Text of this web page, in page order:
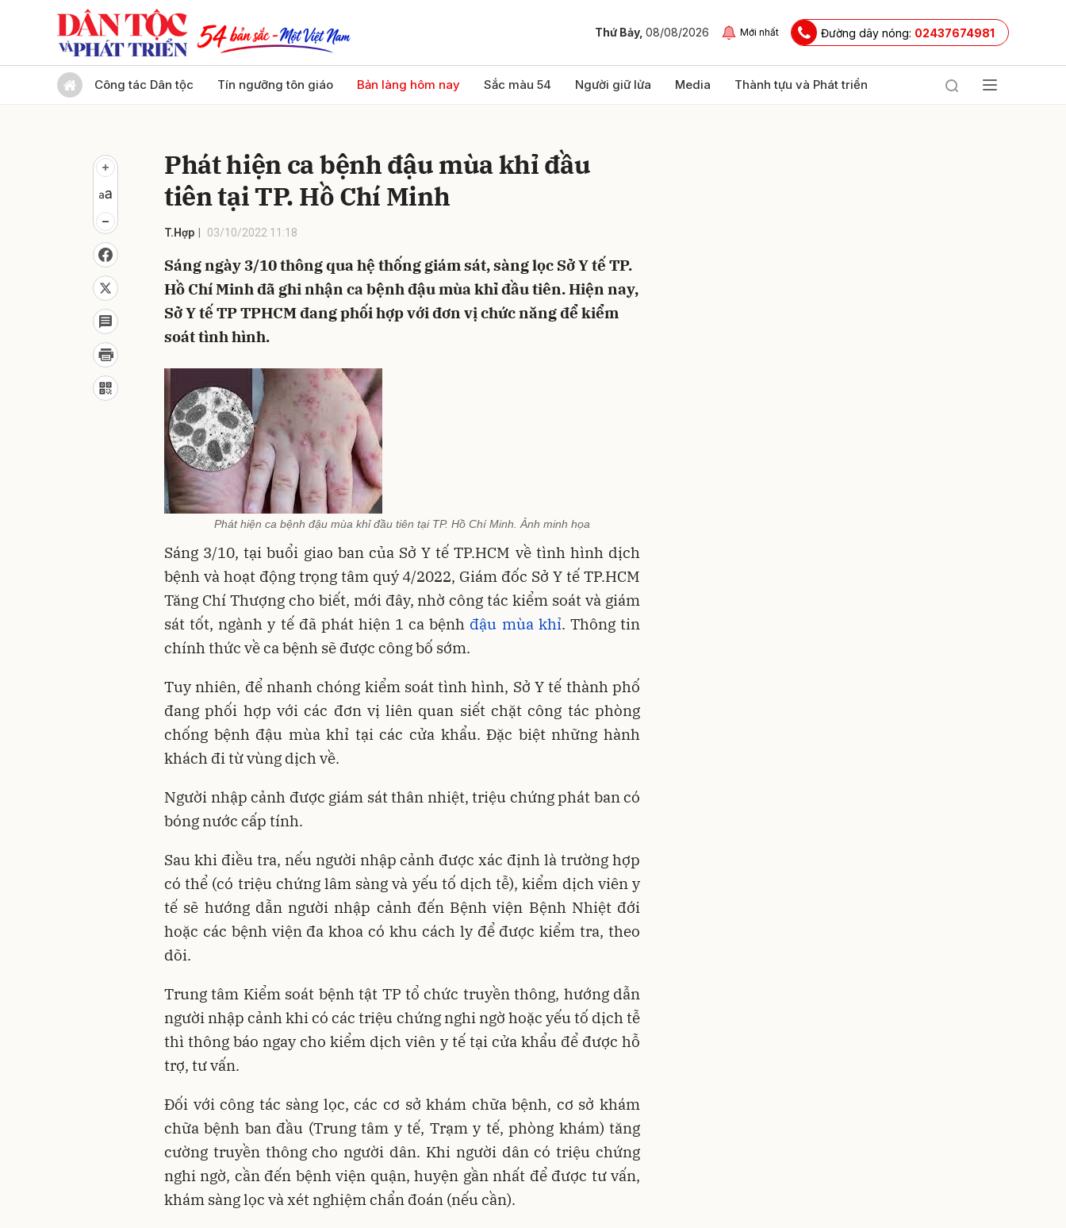
Thứ Bảy, 08/08/2026 Mới nhất Đường dây nóng: 02437674981
Công tác Dân tộc Tín ngưỡng tôn giáo Bản làng hôm nay Sắc màu 54 Người giữ lửa Media Thành tựu và Phát triển
Phát hiện ca bệnh đậu mùa khỉ đầu
tiên tại TP. Hồ Chí Minh
T.Hợp 03/10/2022 11:18
Sáng ngày 3/10 thông qua hệ thống giám sát, sàng lọc Sở Y tế TP.
Hồ Chí Minh đã ghi nhận ca bệnh đậu mùa khỉ đầu tiên. Hiện nay,
Sở Y tế TP TPHCM đang phối hợp với đơn vị chức năng để kiểm
soát tình hình.
Phát hiện ca bệnh đậu mùa khỉ đầu tiên tại TP. Hồ Chí Minh. Ảnh minh họa
Sáng 3/10, tại buổi giao ban của Sở Y tế TP.HCM về tình hình dịch
bệnh và hoạt động trọng tâm quý 4/2022, Giám đốc Sở Y tế TP.HCM
Tăng Chí Thượng cho biết, mới đây, nhờ công tác kiểm soát và giám
sát tốt, ngành y tế đã phát hiện 1 ca bệnh đậu mùa khỉ. Thông tin
chính thức về ca bệnh sẽ được công bố sớm.
Tuy nhiên, để nhanh chóng kiểm soát tình hình, Sở Y tế thành phố
đang phối hợp với các đơn vị liên quan siết chặt công tác phòng
chống bệnh đậu mùa khỉ tại các cửa khẩu. Đặc biệt những hành
khách đi từ vùng dịch về.
Người nhập cảnh được giám sát thân nhiệt, triệu chứng phát ban có
bóng nước cấp tính.
Sau khi điều tra, nếu người nhập cảnh được xác định là trường hợp
có thể (có triệu chứng lâm sàng và yếu tố dịch tễ), kiểm dịch viên y
tế sẽ hướng dẫn người nhập cảnh đến Bệnh viện Bệnh Nhiệt đới
hoặc các bệnh viện đa khoa có khu cách ly để được kiểm tra, theo
dõi.
Trung tâm Kiểm soát bệnh tật TP tổ chức truyền thông, hướng dẫn
người nhập cảnh khi có các triệu chứng nghi ngờ hoặc yếu tố dịch tễ
thì thông báo ngay cho kiểm dịch viên y tế tại cửa khẩu để được hỗ
trợ, tư vấn.
Đối với công tác sàng lọc, các cơ sở khám chữa bệnh, cơ sở khám
chữa bệnh ban đầu (Trung tâm y tế, Trạm y tế, phòng khám) tăng
cường truyền thông cho người dân. Khi người dân có triệu chứng
nghi ngờ, cần đến bệnh viện quận, huyện gần nhất để được tư vấn,
khám sàng lọc và xét nghiệm chẩn đoán (nếu cần).
Gửi bình luận
Hủy